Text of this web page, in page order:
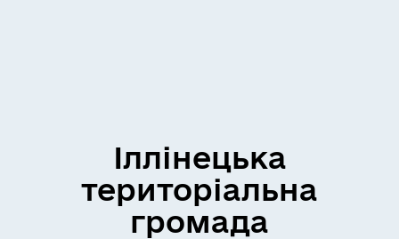
Іллінецька
територіальна
громада